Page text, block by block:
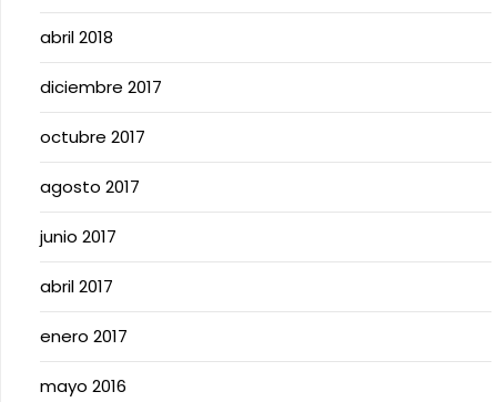
abril 2018
diciembre 2017
octubre 2017
agosto 2017
junio 2017
abril 2017
enero 2017
mayo 2016